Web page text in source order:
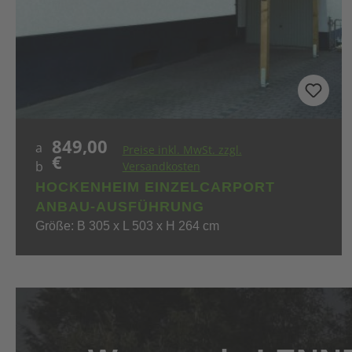
a
b
Regulärer Preis:
849,00
€
Preise inkl. MwSt. zzgl.
Versandkosten
HOCKENHEIM EINZELCARPORT
ANBAU-AUSFÜHRUNG
Größe: B 305 x L 503 x H 264 cm